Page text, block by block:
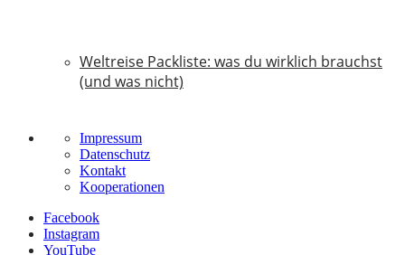
Weltreise Packliste: was du wirklich brauchst
(und was nicht)
Impressum
Datenschutz
Kontakt
Kooperationen
Facebook
Instagram
YouTube